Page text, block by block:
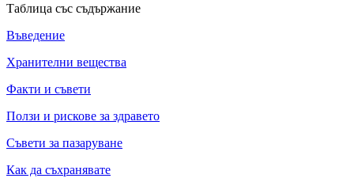
Таблица със съдържание
Въведение
Хранителни вещества
Факти и съвети
Ползи и рискове за здравето
Съвети за пазаруване
Как да съхранявате